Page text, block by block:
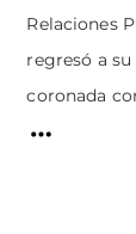
Relaciones
regresó a
coronada